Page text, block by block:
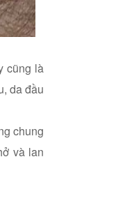
cũng là
da đầu
chung
và lan